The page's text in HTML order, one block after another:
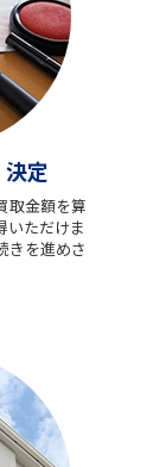
定
取金額を算
いただけま
きを進めさ